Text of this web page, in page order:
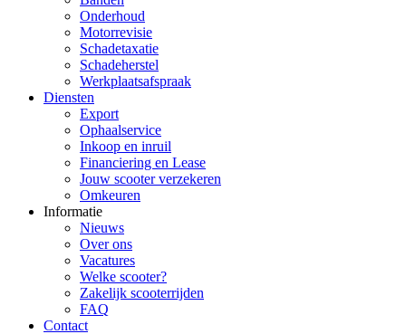
Onderhoud
Motorrevisie
Schadetaxatie
Schadeherstel
Werkplaatsafspraak
Diensten
Export
Ophaalservice
Inkoop en inruil
Financiering en Lease
Jouw scooter verzekeren
Omkeuren
Informatie
Nieuws
Over ons
Vacatures
Welke scooter?
Zakelijk scooterrijden
FAQ
Contact